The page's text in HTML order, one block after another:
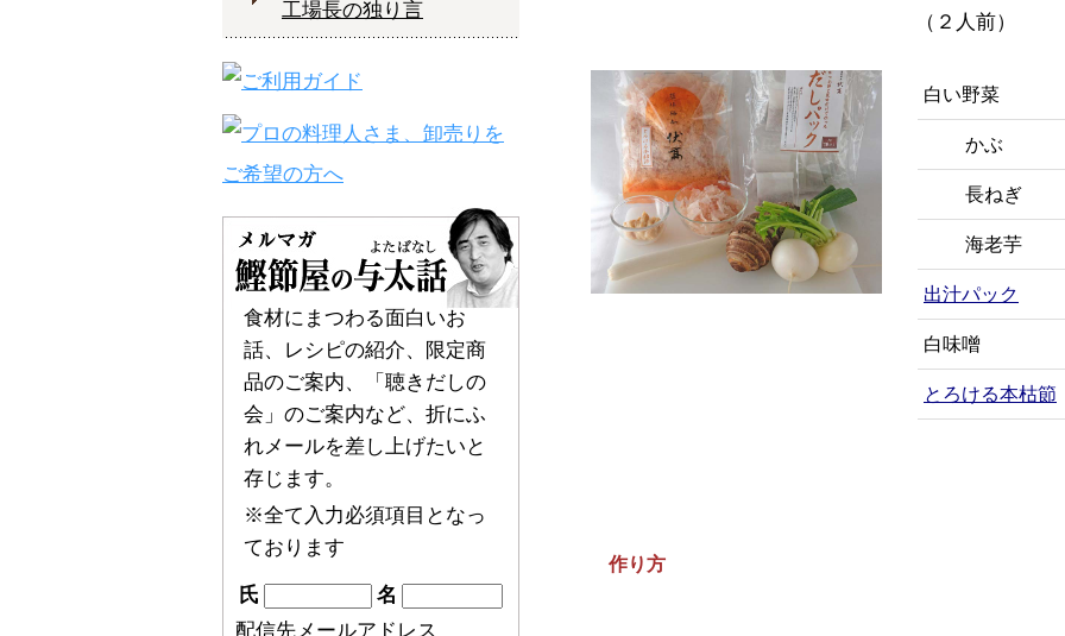
（２人前）
白い野菜
かぶ
長ねぎ
海老芋
出汁パック
白味噌
とろける本枯節
作り方
工場長の独り言
食材にまつわる面白いお
話、レシピの紹介、限定商
品のご案内、「聴きだしの
会」のご案内など、折にふ
れメールを差し上げたいと
存じます。
※全て入力必須項目となっ
ております
氏
名
配信先メールアドレス